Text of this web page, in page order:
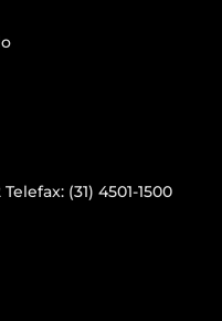
(31) 4501-1500